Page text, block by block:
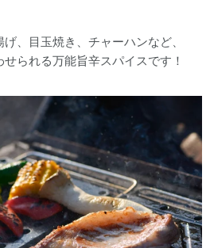
、目玉焼き、チャーハンなど、
られる万能旨辛スパイスです！